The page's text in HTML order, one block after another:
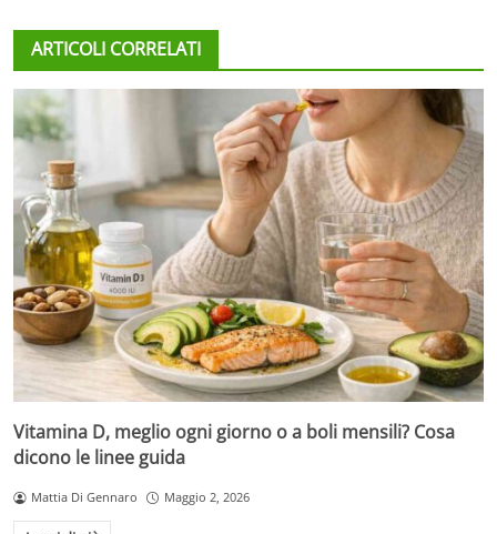
ARTICOLI CORRELATI
Vitamina D, meglio ogni giorno o a boli mensili? Cosa
dicono le linee guida
Mattia Di Gennaro Maggio 2, 2026